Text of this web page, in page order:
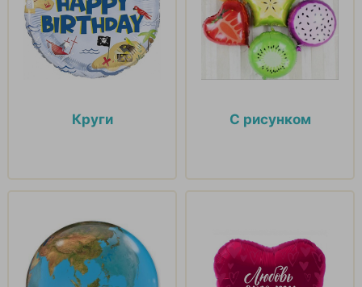
Круги С рисунком